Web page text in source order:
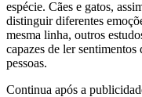
espécie. Cães e gatos,
distinguir diferentes
mesma linha, outros
capazes de ler
pessoas.
Continua após a